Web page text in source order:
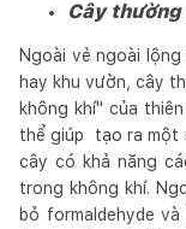
Cây thường
Ngoài vẻ ngoài
hay khu vườn, cây
không khí" của
thể giúp tạo ra một
cây có khả năng
trong không khí.
bỏ formaldehyde